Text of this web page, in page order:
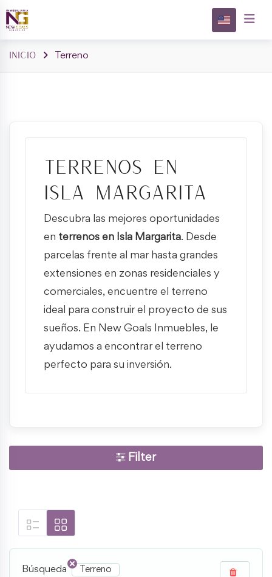
Skip
to
Inicio Terreno
Terrenos en
Isla Margarita
Descubra las mejores oportunidades
en terrenos en Isla Margarita. Desde
parcelas frente al mar hasta grandes
extensiones en zonas residenciales y
comerciales, encuentre el terreno
ideal para construir el proyecto de sus
sueños. En New Goals Inmuebles, le
ayudamos a encontrar el terreno
perfecto para su inversión.
Filter
Búsqueda Terreno